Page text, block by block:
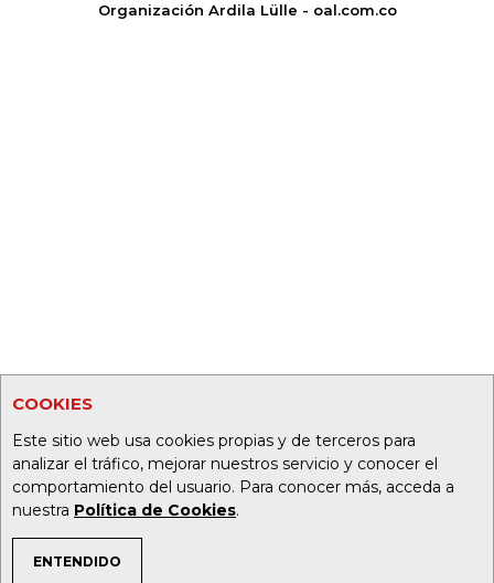
COOKIES
Este sitio web usa cookies propias y de terceros para
analizar el tráfico, mejorar nuestros servicio y conocer el
comportamiento del usuario. Para conocer más, acceda a
nuestra Política de Cookies.
ENTENDIDO
Organización Ardila Lülle - oal.com.co